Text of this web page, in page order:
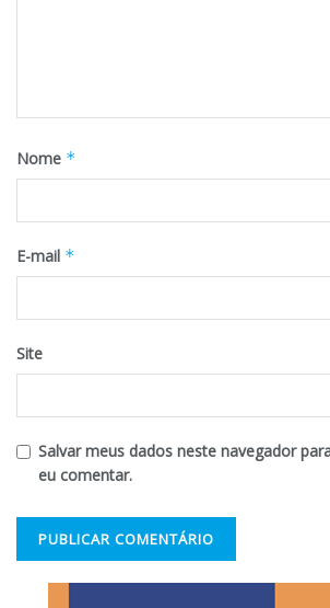
Nome *
E-mail *
Site
Salvar meus dados neste navegador
eu comentar.